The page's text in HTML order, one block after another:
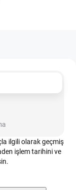
ilgili olarak geçmiş
işlem tarihini ve